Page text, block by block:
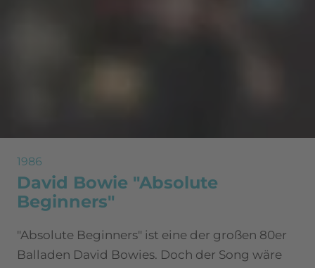
1986
David Bowie "Absolute
Beginners"
"Absolute Beginners" ist eine der großen 80er
Balladen David Bowies. Doch der Song wäre